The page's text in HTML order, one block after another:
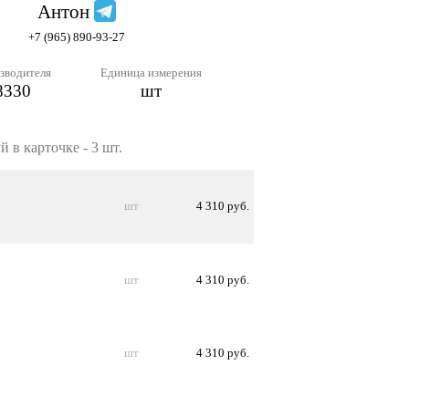
Антон
+7 (965) 890-93-27
Единица измерения
шт
в карточке - 3 шт.
шт 4 310 руб.
шт 4 310 руб.
шт 4 310 руб.